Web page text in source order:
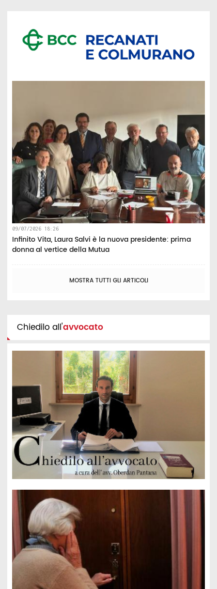
09/07/2026 18:26
Infinito Vita, Laura Salvi è la nuova presidente: prima
donna al vertice della Mutua
MOSTRA TUTTI GLI ARTICOLI
Chiedilo all'avvocato